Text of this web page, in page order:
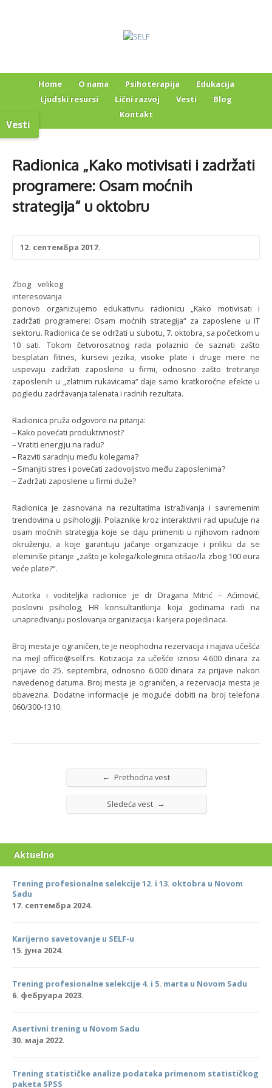
Home O nama Psihoterapija
Edukacija
Ljudski resursi
Lični razvoj Vesti
Blog
Kontakt
Vesti
Radionica „Kako motivisati i zadržati
programere: Osam moćnih
strategija“ u oktobru
12. септембра 2017.
Zbog velikog
interesovanja
ponovo organizujemo edukativnu radionicu „Kako motivisati i
zadržati programere: Osam moćnih strategija“ za zaposlene u IT
sektoru. Radionica će se održati u subotu, 7. oktobra, sa početkom u
10 sati. Tokom četvorosatnog rada polaznici će saznati zašto
besplatan fitnes, kursevi jezika, visoke plate i druge mere ne
uspevaju zadržati zaposlene u firmi, odnosno zašto tretiranje
zaposlenih u „zlatnim rukavicama“ daje samo kratkoročne efekte u
pogledu zadržavanja talenata i radnih rezultata.
Radionica pruža odgovore na pitanja:
– Kako povećati produktivnost?
– Vratiti energiju na radu?
– Razviti saradnju među kolegama?
– Smanjiti stres i povećati zadovoljstvo među zaposlenima?
– Zadržati zaposlene u firmi duže?
Radionica je zasnovana na rezultatima istraživanja i savremenim
trendovima u psihologiji. Polaznike kroz interaktivni rad upućuje na
osam moćnih strategija koje se daju primeniti u njihovom radnom
okruženju, a koje garantuju jačanje organizacije i priliku da se
eleminiše pitanje „zašto je kolega/koleginica otišao/la zbog 100 eura
veće plate?“.
Autorka i voditeljka radionice je dr Dragana Mitrić – Aćimović,
poslovni psiholog, HR konsultantkinja koja godinama radi na
unapređivanju poslovanja organizacija i karijera pojedinaca.
Broj mesta je ograničen, te je neophodna rezervacija i najava učešća
na mejl office@self.rs. Kotizacija za učešće iznosi 4.600 dinara za
prijave do 25. septembra, odnosno 6.000 dinara za prijave nakon
navedenog datuma. Broj mesta je ograničen, a rezervacija mesta je
obavezna. Dodatne informacije je moguće dobiti na broj telefona
060/300-1310.
← Prethodna vest
Sledeća vest →
Aktuelno
Trening profesionalne selekcije 12. i 13. oktobra u Novom
Sadu
17. септембра 2024.
Karijerno savetovanje u SELF-u
15. јуна 2024.
Trening profesionalne selekcije 4. i 5. marta u Novom Sadu
6. фебруара 2023.
Asertivni trening u Novom Sadu
30. маја 2022.
Trening statističke analize podataka primenom statističkog
paketa SPSS